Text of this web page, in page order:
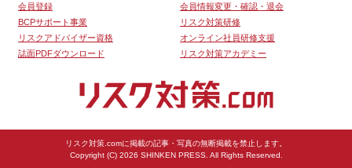
会員登録
会員情報変更・確認・退会
BCPサポート事業
リスク対策研修
リスクアドバイザー資格
オンライン社員研修支援
誌面PDFダウンロード
リスク対策アカデミー
リスク対策.comに掲載の記事・写真の無断掲載を禁止します。
Copyright (C) 2026 SHINKEN PRESS. All Rights Reserved.